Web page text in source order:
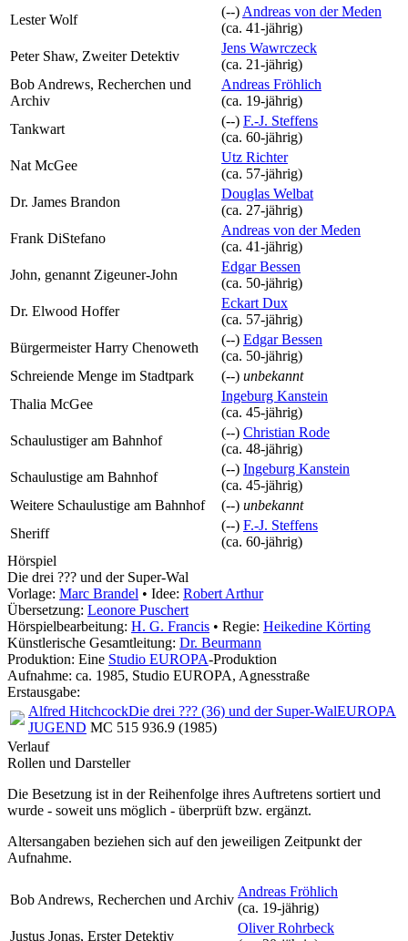
Lester Wolf
(--) Andreas von der Meden
(ca. 41‑jährig)
Peter Shaw, Zweiter Detektiv
Jens Wawrczeck
(ca. 21‑jährig)
Bob Andrews, Recherchen und
Archiv
Andreas Fröhlich
(ca. 19‑jährig)
Tankwart
(--) F.-J. Steffens
(ca. 60‑jährig)
Nat McGee
Utz Richter
(ca. 57‑jährig)
Dr. James Brandon
Douglas Welbat
(ca. 27‑jährig)
Frank DiStefano
Andreas von der Meden
(ca. 41‑jährig)
John, genannt Zigeuner-John
Edgar Bessen
(ca. 50‑jährig)
Dr. Elwood Hoffer
Eckart Dux
(ca. 57‑jährig)
Bürgermeister Harry Chenoweth
(--) Edgar Bessen
(ca. 50‑jährig)
Schreiende Menge im Stadtpark
(--) unbekannt
Thalia McGee
Ingeburg Kanstein
(ca. 45‑jährig)
Schaulustiger am Bahnhof
(--) Christian Rode
(ca. 48‑jährig)
Schaulustige am Bahnhof
(--) Ingeburg Kanstein
(ca. 45‑jährig)
Weitere Schaulustige am Bahnhof
(--) unbekannt
Sheriff
(--) F.-J. Steffens
(ca. 60‑jährig)
Hörspiel
Die drei ??? und der Super-Wal
Vorlage: Marc Brandel • Idee: Robert Arthur
Übersetzung: Leonore Puschert
Hörspielbearbeitung: H. G. Francis • Regie: Heikedine Körting
Künstlerische Gesamtleitung: Dr. Beurmann
Produktion: Eine Studio EUROPA-Produktion
Aufnahme: ca. 1985, Studio EUROPA, Agnesstraße
Erstausgabe:
Alfred HitchcockDie drei ??? (36) und der Super-WalEUROPA
JUGEND MC 515 936.9 (1985)
Verlauf
Rollen und Darsteller
Die Besetzung ist in derReihenfolge ihres Auftretens sortiert und
wurde - soweit uns möglich - überprüft bzw. ergänzt.
Altersangaben beziehen sich auf den jeweiligen Zeitpunkt der
Aufnahme.
Bob Andrews, Recherchen und Archiv
Andreas Fröhlich
(ca. 19‑jährig)
Justus Jonas, Erster Detektiv
Oliver Rohrbeck